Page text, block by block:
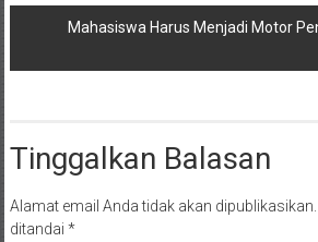
Mahasiswa Harus Menjadi Motor
Tinggalkan Balasan
Alamat email Anda tidak akan dipublikasikan.
ditandai *